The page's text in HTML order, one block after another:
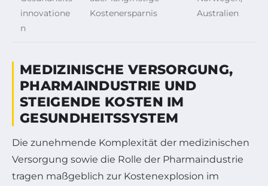
innovatione
n
Kostenersparnis
Australien
MEDIZINISCHE VERSORGUNG,
PHARMAINDUSTRIE UND
STEIGENDE KOSTEN IM
GESUNDHEITSSYSTEM
Die zunehmende Komplexität der medizinischen
Versorgung sowie die Rolle der Pharmaindustrie
tragen maßgeblich zur Kostenexplosion im